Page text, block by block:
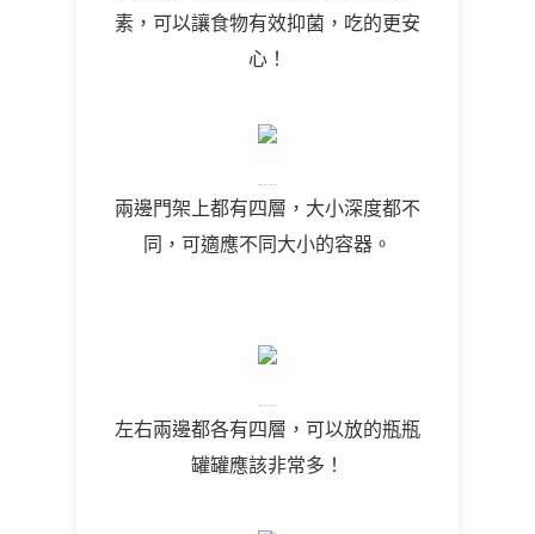
素，可以讓食物有效抑菌，吃的更安
心！
兩邊門架上都有四層，大小深度都不
同，可適應不同大小的容器。
左右兩邊都各有四層，可以放的瓶瓶
罐罐應該非常多！